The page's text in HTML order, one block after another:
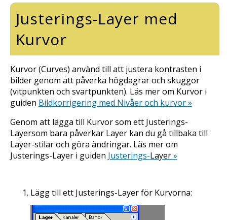
Justerings-Layer med
Kurvor
Kurvor (Curves) använd till att justera kontrasten i
bilder genom att påverka högdagrar och skuggor
(vitpunkten och svartpunkten). Läs mer om Kurvor i
guiden Bildkorrigering med Nivåer och kurvor »
Genom att lägga till Kurvor som ett Justerings-
Layersom bara påverkar Layerkan du gå tillbaka till
Layer-stilar och göra ändringar. Läs mer om
Justerings-Layeri guiden Justerings-Layer»
Lägg till ett Justerings-Layerför Kurvorna: